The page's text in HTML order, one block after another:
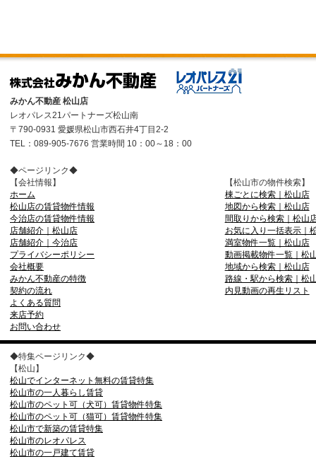
みかん不動産 松山店
レオパレス21パートナーズ松山南
〒790-0931 愛媛県松山市西石井4丁目2-2
TEL：089-905-7676 営業時間 10：00～18：00
◆ページリンク◆
【会社情報】
ホーム
松山店の賃貸物件情報
今治店の賃貸物件情報
店舗紹介｜松山店
店舗紹介｜今治店
プライバシーポリシー
会社概要
みかん不動産の特徴
契約の流れ
よくある質問
来店予約
お問い合わせ
【松山市の物件検索】
棟ごとに検索｜松山店
地図から検索｜松山店
間取りから検索｜松山
お気に入り一括表示｜
満室物件一覧｜松山店
動画掲載物件一覧｜松
地域から検索｜松山店
路線・駅から検索｜松
内見動画の再生リスト
◆特集ページリンク◆
【松山】
松山でインターネット無料の賃貸特集
松山市の一人暮らし賃貸
松山市のペット可（犬可）賃貸物件特集
松山市のペット可（猫可）賃貸物件特集
松山市で新築の賃貸特集
松山市のレオパレス
松山市の一戸建て賃貸